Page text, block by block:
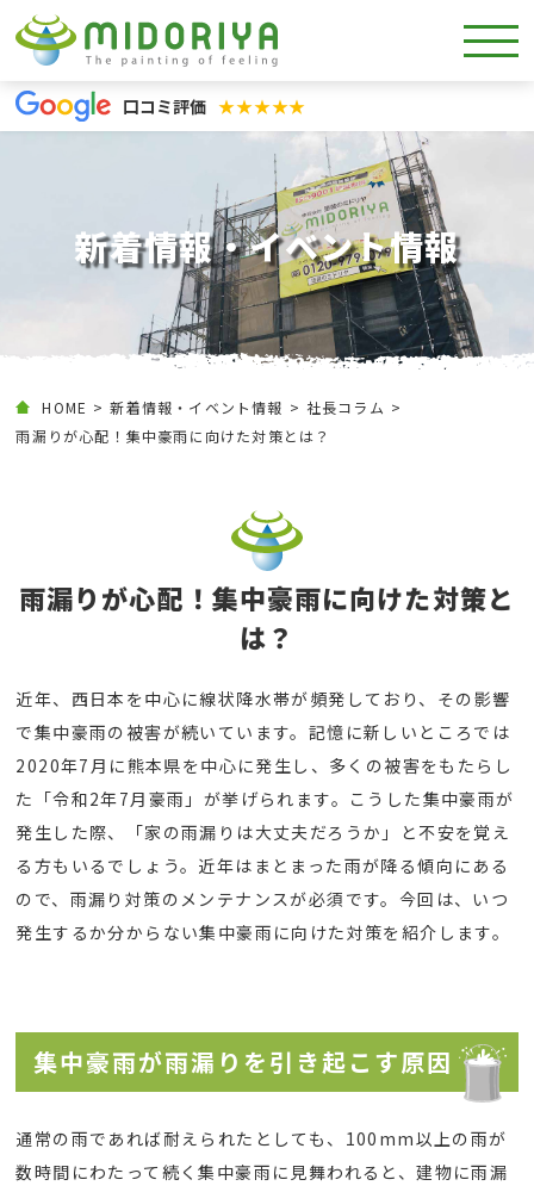
新着情報・イベント情報
HOME 新着情報・イベント情報
社長コラム
雨漏りが心配！集中豪雨に向けた対策とは？
雨漏りが心配！集中豪雨に向けた対策と
は？
近年、西日本を中心に線状降水帯が頻発しており、その影響
で集中豪雨の被害が続いています。記憶に新しいところでは
2020年7月に熊本県を中心に発生し、多くの被害をもたらし
た「令和2年7月豪雨」が挙げられます。こうした集中豪雨が
発生した際、「家の雨漏りは大丈夫だろうか」と不安を覚え
る方もいるでしょう。近年はまとまった雨が降る傾向にある
ので、雨漏り対策のメンテナンスが必須です。今回は、いつ
発生するか分からない集中豪雨に向けた対策を紹介します。
集中豪雨が雨漏りを引き起こす原因
通常の雨であれば耐えられたとしても、100mm以上の雨が
数時間にわたって続く集中豪雨に見舞われると、建物に雨漏
口コミ評価 ★★★★★